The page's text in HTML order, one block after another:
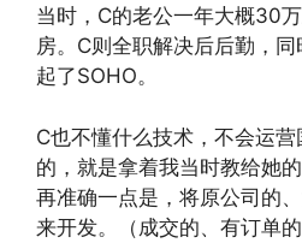
当时，C的老公一年大概30
房。C则全职解决后后勤，
起了SOHO。
C也不懂什么技术，不会运
的，就是拿着我当时教给她
再准确一点是，将原公司的
来开发。（成交的、有订单